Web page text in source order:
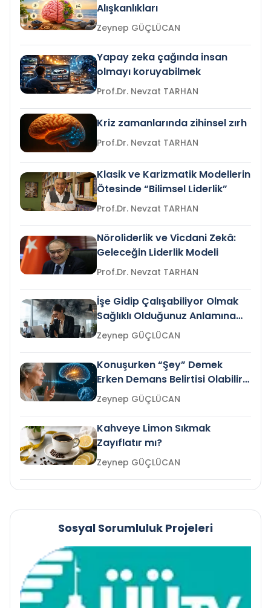
Alışkanlıkları
Zeynep GÜÇLÜCAN
Yapay zeka çağında insan
olmayı koruyabilmek
Prof.Dr. Nevzat TARHAN
Kriz zamanlarında zihinsel zırh
Prof.Dr. Nevzat TARHAN
Klasik ve Karizmatik Modellerin
Ötesinde “Bilimsel Liderlik”
Prof.Dr. Nevzat TARHAN
Nöroliderlik ve Vicdani Zekâ:
Geleceğin Liderlik Modeli
Prof.Dr. Nevzat TARHAN
İşe Gidip Çalışabiliyor Olmak
Sağlıklı Olduğunuz Anlamına
Gelir mi?Zeynep GÜÇLÜCAN
Konuşurken “Şey” Demek
Erken Demans Belirtisi Olabilir
mi?
Zeynep GÜÇLÜCAN
Kahveye Limon Sıkmak
Zayıflatır mı?
Zeynep GÜÇLÜCAN
Sosyal Sorumluluk Projeleri